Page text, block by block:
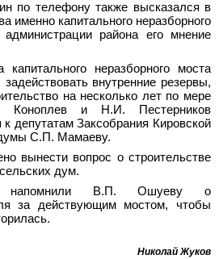
по телефону также высказался в
именно капитального неразборного
района его мнение
капитального неразборного моста
внутренние резервы,
на несколько лет по мере
Коноплев и Н.И. Пестерников
депутатам Заксобрания Кировской
С.П. Мамаеву.
вынести вопрос о строительстве
дум.
напомнили В.П. Ошуеву о
за действующим мостом, чтобы
Николай Жуков